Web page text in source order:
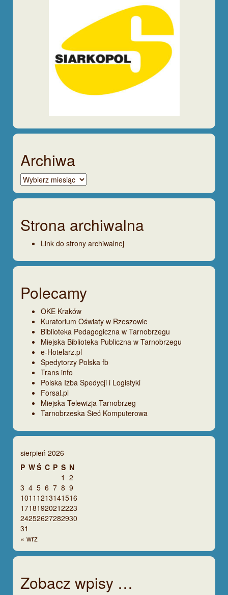
Archiwa
Archiwa
Strona archiwalna
Link do strony archiwalnej
Polecamy
OKE Kraków
Kuratorium Oświaty w Rzeszowie
Biblioteka Pedagogiczna w Tarnobrzegu
Miejska Biblioteka Publiczna w Tarnobrzegu
e-Hotelarz.pl
Spedytorzy Polska fb
Trans info
Polska Izba Spedycji i Logistyki
Forsal.pl
Miejska Telewizja Tarnobrzeg
Tarnobrzeska Sieć Komputerowa
sierpień 2026
P WŚ C P S N
1 2
3 4 5 6 7 8 9
1011 1213141516
17181920212223
24252627282930
31
« wrz
Zobacz wpisy …